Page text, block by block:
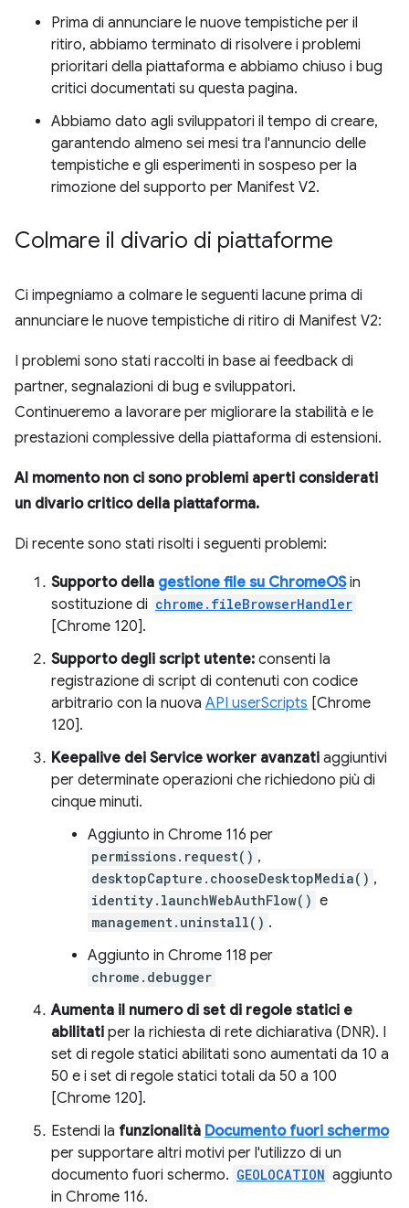
Prima di annunciare le nuove tempistiche per il
ritiro, abbiamo terminato di risolvere i problemi
prioritari della piattaforma e abbiamo chiuso i bug
critici documentati su questa pagina.
Abbiamo dato agli sviluppatori il tempo di creare,
garantendo almeno sei mesi tra l'annuncio delle
tempistiche e gli esperimenti in sospeso per la
rimozione del supporto per Manifest V2.
Colmare il divario di piattaforme
Ci impegniamo a colmare le seguenti lacune prima di
annunciare le nuove tempistiche di ritiro di Manifest V2:
I problemi sono stati raccolti in base ai feedback di
partner, segnalazioni di bug e sviluppatori.
Continueremo a lavorare per migliorare la stabilità e le
prestazioni complessive della piattaforma di estensioni.
Al momento non ci sono problemi aperti considerati
un divario critico della piattaforma.
Di recente sono stati risolti i seguenti problemi:
Supporto della gestione file su ChromeOSin
sostituzione di chrome.fileBrowserHandler
[Chrome 120].
Supporto degli script utente: consenti la
registrazione di script di contenuti con codice
arbitrario con la nuova API userScripts [Chrome
120].
Keepalive dei Service worker avanzati aggiuntivi
per determinate operazioni che richiedono più di
cinque minuti.
Aggiunto in Chrome 116 per
permissions.request() ,
desktopCapture.chooseDesktopMedia() ,
identity.launchWebAuthFlow() e
management.uninstall() .
Aggiunto in Chrome 118 per
chrome.debugger
Aumenta il numero di set di regole statici e
abilitati per la richiesta di rete dichiarativa (DNR). I
set di regole statici abilitati sono aumentati da 10 a
50 e i set di regole statici totali da 50 a 100
[Chrome 120].
Estendi la funzionalità Documento fuori schermo
per supportare altri motivi per l'utilizzo di un
documento fuori schermo. GEOLOCATION aggiunto
in Chrome 116.